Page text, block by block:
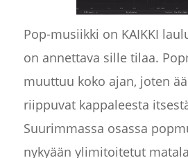
Pop-musiikki on KAIKKI
on annettava sille tilaa.
muuttuu koko ajan, joten
riippuvat kappaleesta
Suurimmassa osassa
nykyään ylimitoitetut